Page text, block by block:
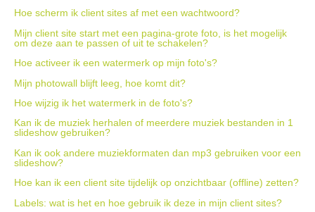
Hoe scherm ik client sites af met een wachtwoord?
Mijn client site start met een pagina-grote foto, is het mogelijk
om deze aan te passen of uit te schakelen?
Hoe activeer ik een watermerk op mijn foto's?
Mijn photowall blijft leeg, hoe komt dit?
Hoe wijzig ik het watermerk in de foto's?
Kan ik de muziek herhalen of meerdere muziek bestanden in 1
slideshow gebruiken?
Kan ik ook andere muziekformaten dan mp3 gebruiken voor een
slideshow?
Hoe kan ik een client site tijdelijk op onzichtbaar (offline) zetten?
Labels: wat is het en hoe gebruik ik deze in mijn client sites?